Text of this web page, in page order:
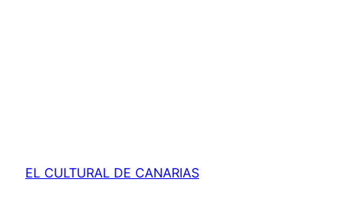
EL CULTURAL DE CANARIAS